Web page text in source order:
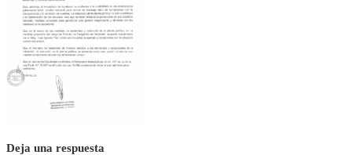
Deja una respuesta